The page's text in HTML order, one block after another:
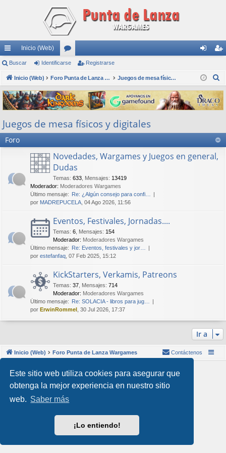
Este sitio web utiliza cookies para asegurar que
obtenga la mejor experiencia en nuestro sitio
web. Saber más
¡Lo entiendo!
nl
ac
es
rá
pi
do
Inicio (Web)
or
os nti
fic
ar
ist
ra
rs
Buscar Identificarse Registrarse
Inicio (Web) Foro Punta de Lanza Wargames Juegos de mesa físicos y digitales
s
c
r
Juegos de mesa físicos y digitales
Foro
Novedades, Wargames y Juegos en general,
Dudas
Temas: 633 Mensajes: 13419
Moderador: Moderadores Wargames
Último mensaje: Re: ¿Algún consejo para confi…
por MADREPUCELA , 04 Ago 2026, 11:56
Eventos, Festivales, Jornadas....
Temas: 6 Mensajes: 154
Moderador: Moderadores Wargames
Último mensaje: Re: Eventos, festivales y jor…
por estefanfaq , 07 Feb 2025, 15:12
KickStarters, Verkamis, Patreons
Temas: 37 Mensajes: 714
Moderador: Moderadores Wargames
Último mensaje: Re: SOLACIA - libros para jug…
por ErwinRommel , 30 Jul 2026, 17:37
Ir a
Inicio (Web) Foro Punta de Lanza Wargames Contáctenos
Desarrollado por phpBB ® Forum Software © phpBB Limited
&
Traducción al español por phpBB España